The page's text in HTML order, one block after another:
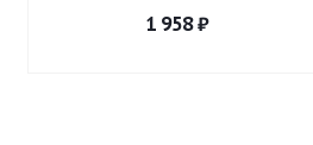
1 958₽